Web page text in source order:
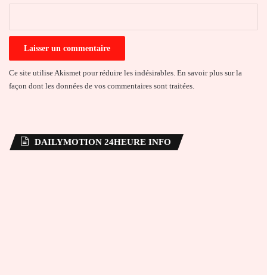
Ce site utilise Akismet pour réduire les indésirables. En savoir plus sur la
façon dont les données de vos commentaires sont traitées.
DAILYMOTION 24HEURE INFO